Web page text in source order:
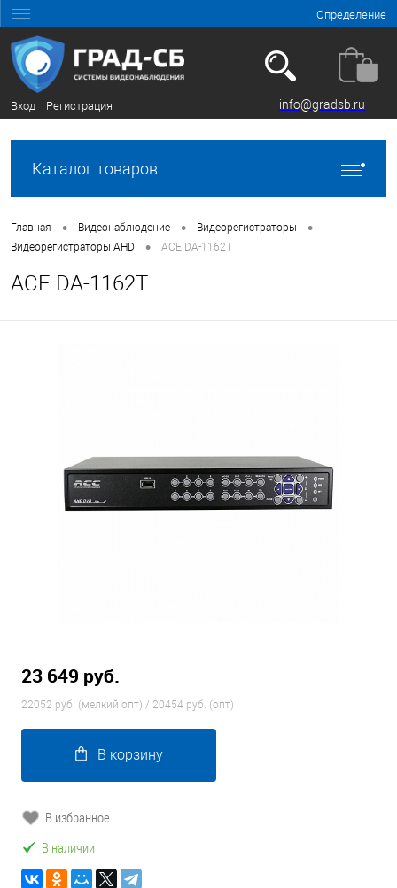
Определение
Вход Регистрация info@gradsb.ru
Каталог товаров
Главная • Видеонаблюдение • Видеорегистраторы •
Видеорегистраторы AHD • ACE DA-1162T
ACE DA-1162T
23 649 руб.
22052 руб. (мелкий опт) / 20454 руб. (опт)
В корзину
В избранное
В наличии